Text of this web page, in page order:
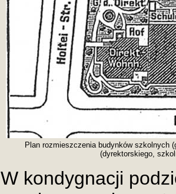
Plan rozmieszczenia budynków szkolnych
(dyrektorskiego,
W kondygnacji